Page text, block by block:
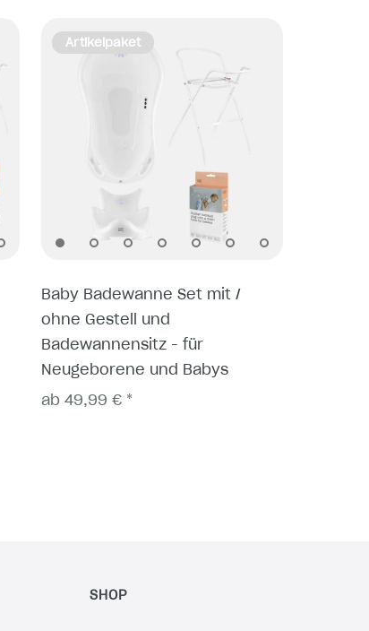
Artikelpaket
Baby Badewanne Set mit /
ohne Gestell und
Badewannensitz - für
Neugeborene und Babys
ab 49,99 € *
SHOP